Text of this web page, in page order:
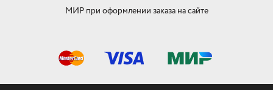
МИР при оформлении заказа на сайте